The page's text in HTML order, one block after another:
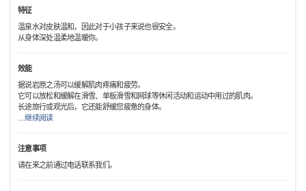
特征
温泉水对皮肤温和，因此对于小孩子来说也很安全。
从身体深处温柔地温暖你。
效能
据说岩原之汤可以缓解肌肉疼痛和疲劳。
它可以放松和缓解在滑雪、单板滑雪和网球等休闲活动和运动中用过的肌肉。
长途旅行或观光后，它还能舒缓您疲惫的身体。
…继续阅读
注意事项
请在来之前通过电话联系我们。